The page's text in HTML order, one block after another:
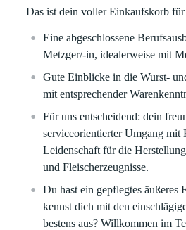
Das ist dein voller Einkaufskorb für
Eine abgeschlossene
Metzger/-in, idealerweise mit
Gute Einblicke in die Wurst-
mit entsprechender
Für uns entscheidend: dein
serviceorientierter Umgang mit
Leidenschaft für die
und Fleischerzeugnisse.
Du hast ein gepflegtes äußeres
kennst dich mit den
bestens aus? Willkommen im